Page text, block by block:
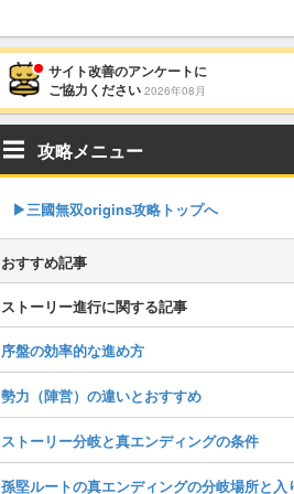
サイト改善のアンケートに
ご協力ください 2026年08月
攻略メニュー
▶︎三國無双origins攻略トップへ
おすすめ記事
ストーリー進行に関する記事
序盤の効率的な進め方
勢力（陣営）の違いとおすすめ
ストーリー分岐と真エンディングの条件
孫堅ルートの真エンディングの分岐場所と入